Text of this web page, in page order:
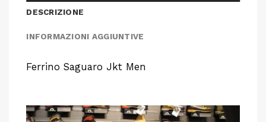
DESCRIZIONE
INFORMAZIONI AGGIUNTIVE
Ferrino Saguaro Jkt Men